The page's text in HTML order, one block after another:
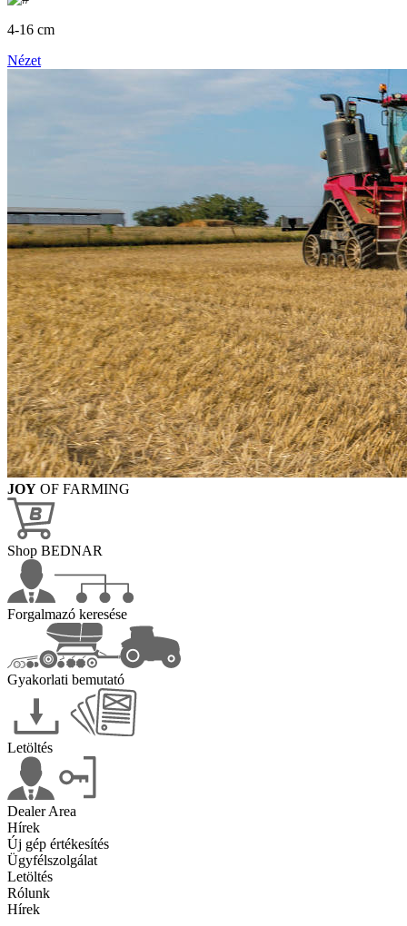
4-16 cm
Nézet
JOY OF FARMING
Shop BEDNAR
Forgalmazó keresése
Gyakorlati bemutató
Letöltés
Dealer Area
Hírek
Új gép értékesítés
Ügyfélszolgálat
Letöltés
Rólunk
Hírek